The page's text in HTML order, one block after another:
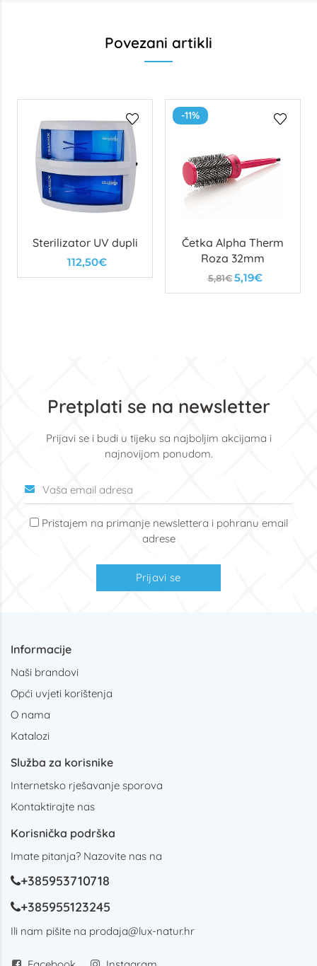
Povezani artikli
Sterilizator UV dupli
112,50€
-11%
Četka Alpha Therm
Roza 32mm
5,81€ 5,19€
Pretplati se na newsletter
Prijavi se i budi u tijeku sa najboljim akcijama i
najnovijom ponudom.
Pristajem na primanje newslettera i pohranu email
adrese
Prijavi se
Informacije
Naši brandovi
Opći uvjeti korištenja
O nama
Katalozi
Služba za korisnike
Internetsko rješavanje sporova
Kontaktirajte nas
Korisnička podrška
Imate pitanja? Nazovite nas na
+385953710718
+385955123245
Ili nam pišite na prodaja@lux-natur.hr